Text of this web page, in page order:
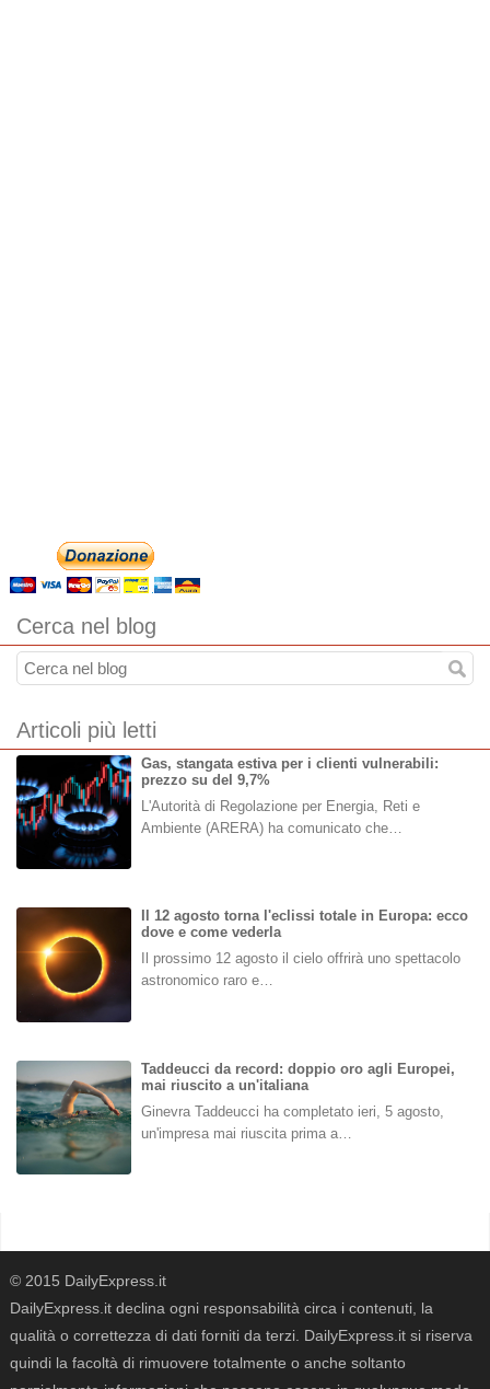
Cerca nel blog
Articoli più letti
Gas, stangata estiva per i clienti vulnerabili:
prezzo su del 9,7%
L'Autorità di Regolazione per Energia, Reti e
Ambiente (ARERA) ha comunicato che…
Il 12 agosto torna l'eclissi totale in Europa: ecco
dove e come vederla
Il prossimo 12 agosto il cielo offrirà uno spettacolo
astronomico raro e…
Taddeucci da record: doppio oro agli Europei,
mai riuscito a un'italiana
Ginevra Taddeucci ha completato ieri, 5 agosto,
un'impresa mai riuscita prima a…
© 2015 DailyExpress.it
DailyExpress.it declina ogni responsabilità circa i contenuti, la
qualità o correttezza di dati forniti da terzi. DailyExpress.it si riserva
quindi la facoltà di rimuovere totalmente o anche soltanto